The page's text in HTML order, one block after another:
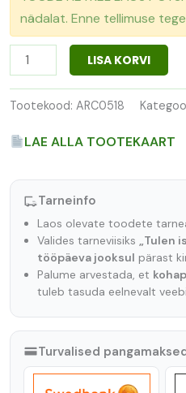
nädalat. Enne tellimuse
LISA KORVI
Tootekood: ARC0518
LAE ALLA TOOTEKAART
Tarneinfo
Laos olevate toodete
Valides tarneviisiks „Tulen
tööpäeva jooksul pärast
Palume arvestada, et
tuleb tasuda eelnevalt
Turvalised